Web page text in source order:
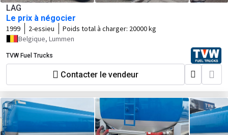
LAG
Le prix à négocier
1999 2-essieu Poids total à charger: 20000 kg
Belgique, Lummen
TVW Fuel Trucks
Contacter le vendeur